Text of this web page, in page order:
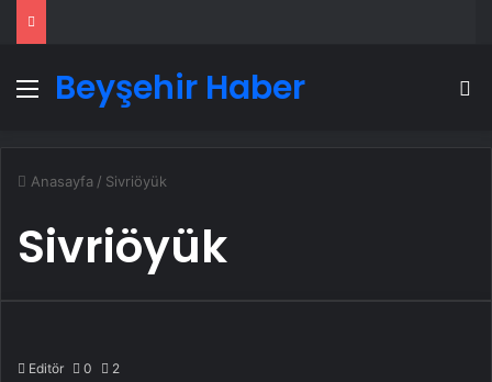
Menü
Beyşehir Haber
Anasayfa / Sivriöyük
Sivriöyük
Editör 0 2